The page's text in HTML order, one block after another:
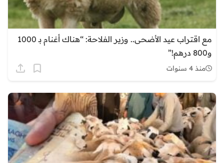
مع اقتراب عيد الأضحى.. وزير الفلاحة: “هناك أغنام بـ 1000
و800 درهم!”
منذ 4 سنوات